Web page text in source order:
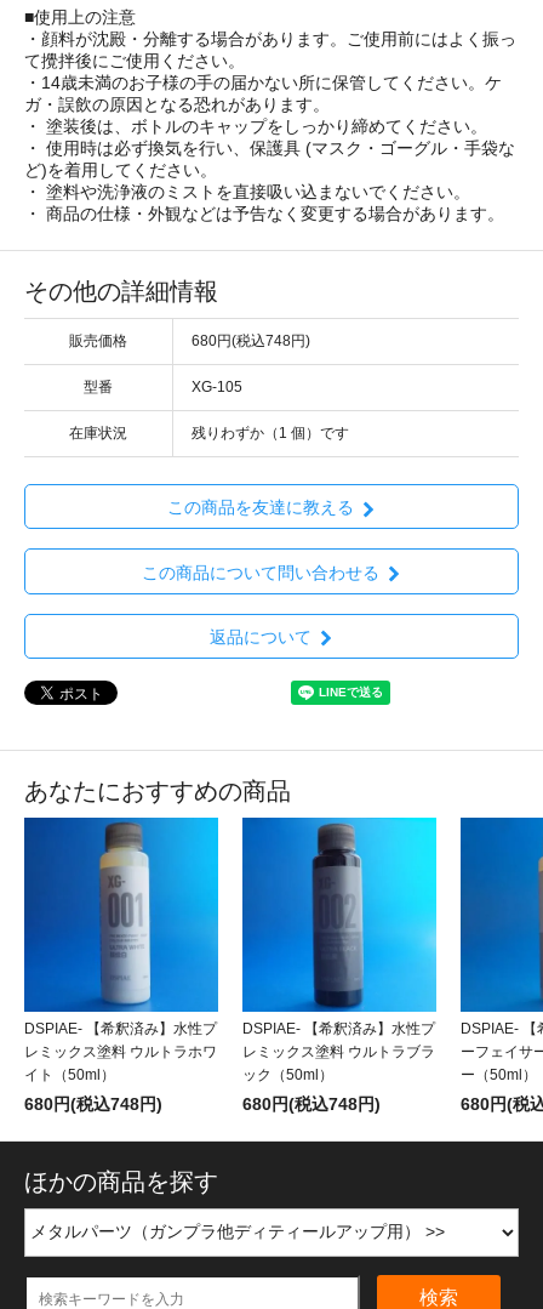
■使用上の注意
・顔料が沈殿・分離する場合があります。ご使用前にはよく振っ
て攪拌後にご使用ください。
・14歳未満のお子様の手の届かない所に保管してください。ケ
ガ・誤飲の原因となる恐れがあります。
・ 塗装後は、ボトルのキャップをしっかり締めてください。
・ 使用時は必ず換気を行い、保護具 (マスク・ゴーグル・手袋な
ど)を着用してください。
・ 塗料や洗浄液のミストを直接吸い込まないでください。
・ 商品の仕様・外観などは予告なく変更する場合があります。
その他の詳細情報
販売価格 680円(税込748円)
型番 XG-105
在庫状況 残りわずか（1 個）です
この商品を友達に教える
この商品について問い合わせる
返品について
あなたにおすすめの商品
DSPIAE- 【希釈済み】水性プ
レミックス塗料 ウルトラホワ
イト（50ml）
680円(税込748円)
DSPIAE- 【希釈済み】水性プ
レミックス塗料 ウルトラブラ
ック（50ml）
680円(税込748円)
DSPIAE- 【
ーフェイサ
ー（50ml）
680円(税
ほかの商品を探す
検索